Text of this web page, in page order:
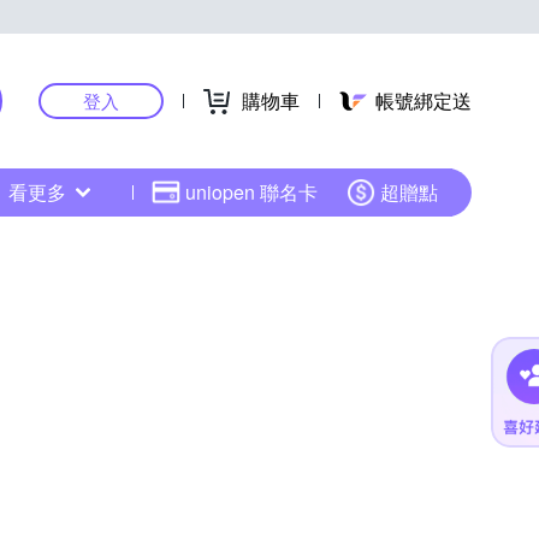
登入 購物車 帳號綁定送
看更多 uniopen 聯名卡 超贈點